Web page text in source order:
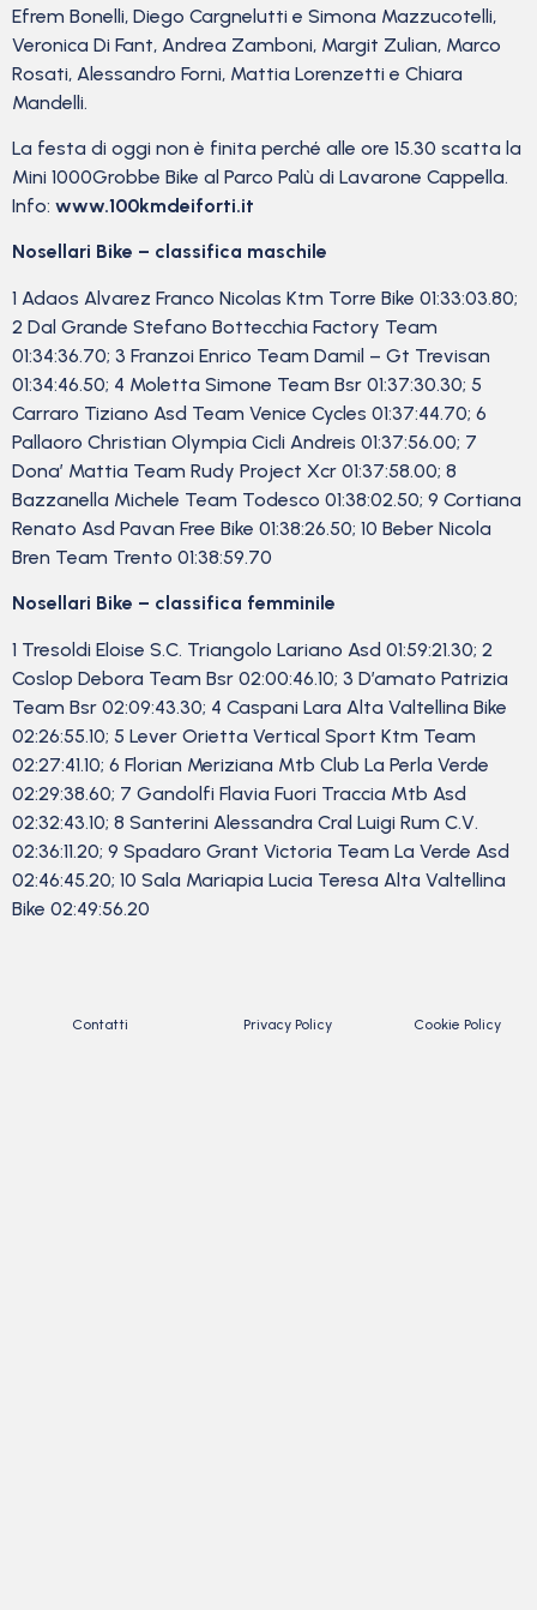
Efrem Bonelli, Diego Cargnelutti e Simona Mazzucotelli,
Veronica Di Fant, Andrea Zamboni, Margit Zulian, Marco
Rosati, Alessandro Forni, Mattia Lorenzetti e Chiara
Mandelli.
La festa di oggi non è finita perché alle ore 15.30 scatta la
Mini 1000Grobbe Bike al Parco Palù di Lavarone Cappella.
Info: www.100kmdeiforti.it
Nosellari Bike – classifica maschile
1 Adaos Alvarez Franco Nicolas Ktm Torre Bike 01:33:03.80;
2 Dal Grande Stefano Bottecchia Factory Team
01:34:36.70; 3 Franzoi Enrico Team Damil – Gt Trevisan
01:34:46.50; 4 Moletta Simone Team Bsr 01:37:30.30; 5
Carraro Tiziano Asd Team Venice Cycles 01:37:44.70; 6
Pallaoro Christian Olympia Cicli Andreis 01:37:56.00; 7
Dona’ Mattia Team Rudy Project Xcr 01:37:58.00; 8
Bazzanella Michele Team Todesco 01:38:02.50; 9 Cortiana
Renato Asd Pavan Free Bike 01:38:26.50; 10 Beber Nicola
Bren Team Trento 01:38:59.70
Nosellari Bike – classifica femminile
1 Tresoldi Eloise S.C. Triangolo Lariano Asd 01:59:21.30; 2
Coslop Debora Team Bsr 02:00:46.10; 3 D’amato Patrizia
Team Bsr 02:09:43.30; 4 Caspani Lara Alta Valtellina Bike
02:26:55.10; 5 Lever Orietta Vertical Sport Ktm Team
02:27:41.10; 6 Florian Meriziana Mtb Club La Perla Verde
02:29:38.60; 7 Gandolfi Flavia Fuori Traccia Mtb Asd
02:32:43.10; 8 Santerini Alessandra Cral Luigi Rum C.V.
02:36:11.20; 9 Spadaro Grant Victoria Team La Verde Asd
02:46:45.20; 10 Sala Mariapia Lucia Teresa Alta Valtellina
Bike 02:49:56.20
Contatti Privacy Policy Cookie Policy